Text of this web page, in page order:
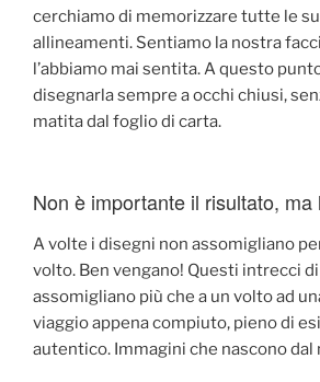
cerchiamo di memorizzare tutte le
allineamenti. Sentiamo la nostra
l’abbiamo mai sentita. A questo
disegnarla sempre a occhi chiusi,
matita dal foglio di carta.
Non è importante il risultato, ma
A volte i disegni non assomigliano
volto. Ben vengano! Questi intrecci
assomigliano più che a un volto ad
viaggio appena compiuto, pieno di
autentico. Immagini che nascono